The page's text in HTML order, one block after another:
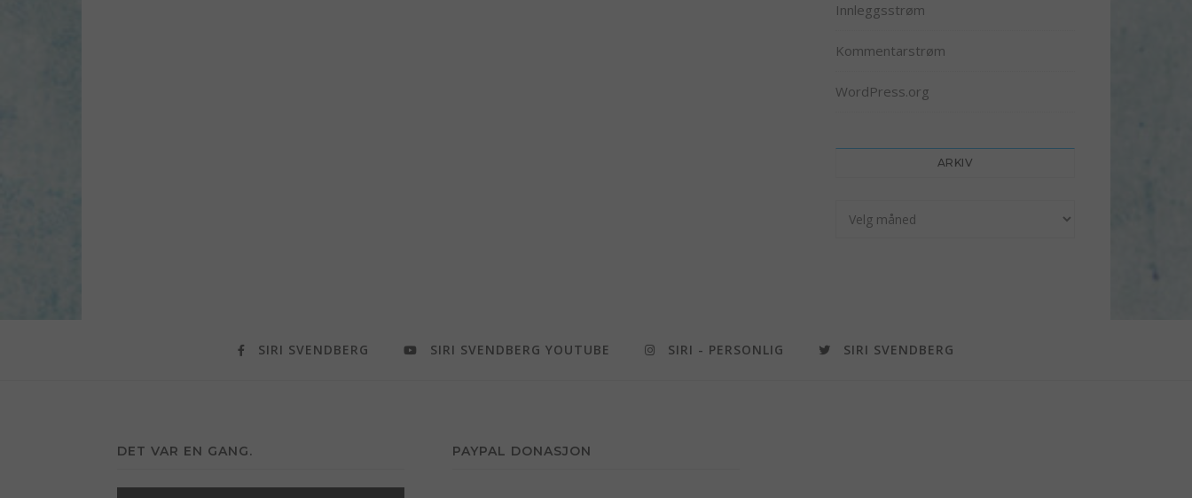
Innleggsstrøm
Kommentarstrøm
WordPress.org
ARKIV
SIRI SVENDBERG SIRI SVENDBERG YOUTUBE SIRI - PERSONLIG SIRI SVENDBERG
DET VAR EN GANG. PAYPAL DONASJON